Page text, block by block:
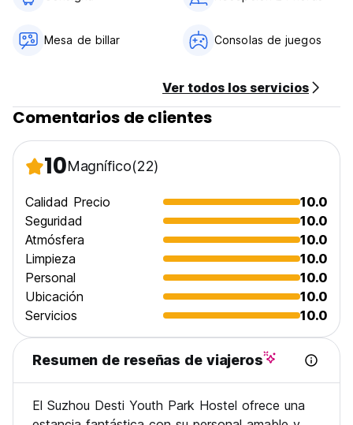
Mesa de billar Consolas de juegos
Ver todos los servicios
Comentarios de clientes
10Magnífico(22)
Calidad Precio
10.0
Seguridad
10.0
Atmósfera
10.0
Limpieza
10.0
Personal
10.0
Ubicación
10.0
Servicios
10.0
Resumen de reseñas de viajeros
El Suzhou Desti Youth Park Hostel ofrece una